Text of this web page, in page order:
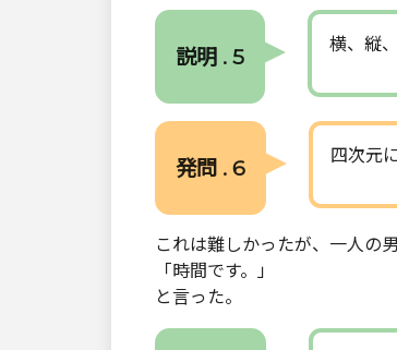
説明 . 5 横、縦
発問 . 6 四次元
これは難しかったが、一人の
「時間です。」
と言った。